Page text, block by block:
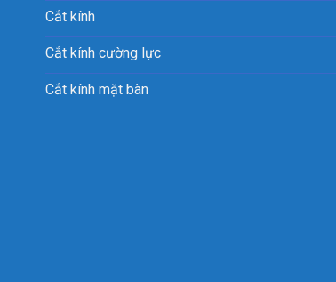
Cắt kính
Cắt kính cường lực
Cắt kính mặt bàn